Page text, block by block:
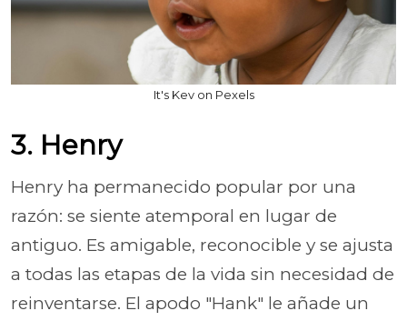
It's Kev on Pexels
3. Henry
Henry ha permanecido popular por una
razón: se siente atemporal en lugar de
antiguo. Es amigable, reconocible y se ajusta
a todas las etapas de la vida sin necesidad de
reinventarse. El apodo "Hank" le añade un